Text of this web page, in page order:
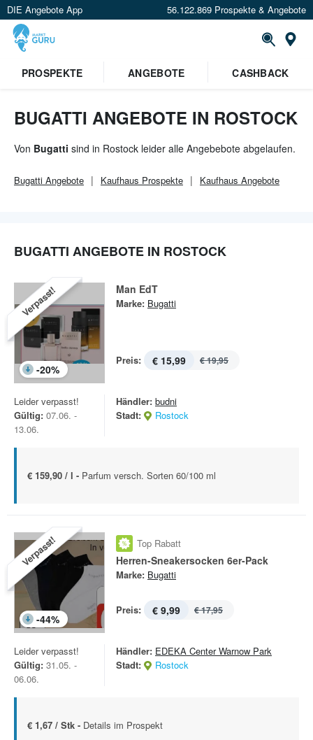
DIE Angebote App 56.122.869 Prospekte & Angebote
PROSPEKTE
ANGEBOTE CASHBACK
BUGATTI ANGEBOTE IN ROSTOCK
Von Bugatti sind in Rostock leider alle Angebebote abgelaufen.
Bugatti Angebote Kaufhaus Prospekte Kaufhaus Angebote
BUGATTI ANGEBOTE IN ROSTOCK
Verpasst!
-20%
Man EdT
Marke: Bugatti
Preis: € 15,99 € 19,95
Leider verpasst!
Gültig: 07.06. -
13.06.
Händler: budni
Stadt:
Rostock
€ 159,90 / l - Parfum versch. Sorten 60/100 ml
Verpasst!
-44%
Top Rabatt
Herren-Sneakersocken 6er-Pack
Marke: Bugatti
Preis: € 9,99 € 17,95
Leider verpasst!
Gültig: 31.05. -
06.06.
Händler: EDEKA Center Warnow Park
Stadt:
Rostock
€ 1,67 / Stk - Details im Prospekt